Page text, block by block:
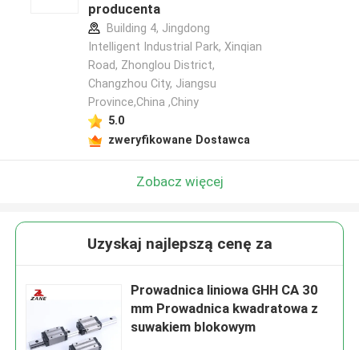
producenta
Building 4, Jingdong
Intelligent Industrial Park, Xinqian
Road, Zhonglou District,
Changzhou City, Jiangsu
Province,China ,Chiny
5.0
zweryfikowane Dostawca
Zobacz więcej
Uzyskaj najlepszą cenę za
Prowadnica liniowa GHH CA 30
mm Prowadnica kwadratowa z
suwakiem blokowym